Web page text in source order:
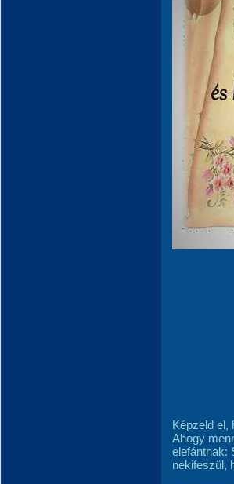
Képzeld el,
Ahogy
elefántnak:
nekifeszül,